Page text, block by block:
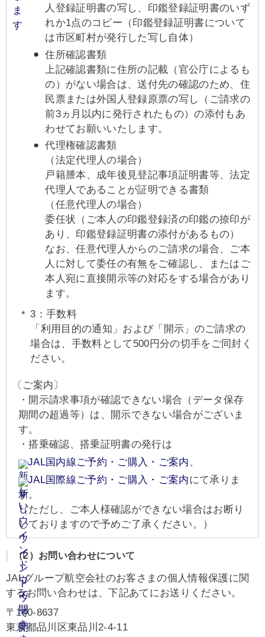
人登録証明書の写し、印鑑登録証明書のいず
れか1点のコピー（印鑑登録証明書について
は市区町村が発行した写し自体）
住所確認書類
上記確認書類に住所の記載（官公庁によるも
の）がない場合は、送付先の確認のため、住
民票または外国人登録原票の写し（ご請求の
前3ヵ月以内に発行されたもの）の添付もあ
わせてお願いいたします。
代理権確認書類
（法定代理人の場合）
戸籍謄本、成年後見登記事項証明書等、法定
代理人であることが証明できる書類
（任意代理人の場合）
委任状（ご本人の印鑑登録済の印鑑の捺印が
あり、印鑑登録証明書の添付があるもの）
なお、任意代理人からのご請求の場合、ご本
人に対して委任の有無をご確認し、またはご
本人宛に直接開示等の対応をする場合があり
ます。
3：手数料
「利用目的の通知」および「開示」のご請求の
場合は、手数料として500円分の切手をご同封く
ださい。
〔ご案内〕
・開示請求事項が確認できない場合（データ保存
期間の超過等）は、開示できない場合がございま
す。
・搭乗確認、搭乗証明書の発行は
JAL国内線ご予約・ご購入・ご案内 、
JAL国際線ご予約・ご購入・ご案内にて承りま
す。
（ただし、ご本人様確認ができない場合はお断り
しておりますので予めご了承ください。）
（2）お問い合わせについて
JALグループ航空会社のお客さまの個人情報保護に関
するお問い合わせは、下記あてにお送りください。
〒140-8637
東京都品川区東品川2-4-11